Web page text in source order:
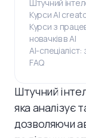
Штучний
Курси AI
Курси з
новачків в AI
AI-
FAQ
Штучний
яка аналізує
дозволяючи